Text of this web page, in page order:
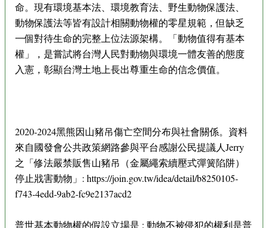
命。現有環境基本法、環境教育法、野生動物保護法、
動物保護法等皆有設計相關動物權的零星規範，但缺乏
一個對待生命的完整上位法源架構。「動物值得有基本
權」，是嘗試將台灣人民對動物與環境一體友善的態度
入憲，彰顯台灣土地上長出尊重生命的信念價值。
2020-2024黑熊因山豬吊傷亡空間分布與社會關係。資料
來自國發會公共政策網路參與平台感謝公民提議人Jerry
之「修法嚴禁販售山豬吊（金屬繩索續壓式彈簧陷阱）
停止戕害動物」: https://join.gov.tw/idea/detail/b8250105-
f743-4edd-9ab2-fc9e2137acd2
普世基本動物權的假設立場是 : 動物不被侵犯的權利是普